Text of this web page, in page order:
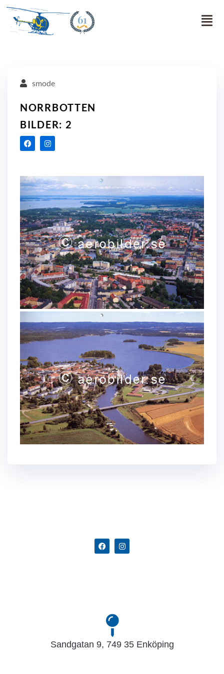
61
smode
NORRBOTTEN
BILDER: 2
Sandgatan 9, 749 35 Enköping